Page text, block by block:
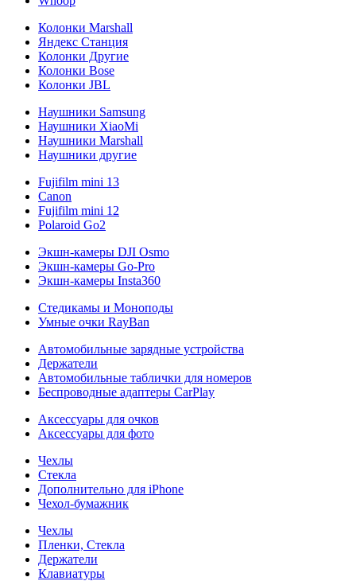
Колонки Marshall
Яндекс Станция
Колонки Другие
Колонки Bose
Колонки JBL
Наушники Samsung
Наушники XiaoMi
Наушники Marshall
Наушники другие
Fujifilm mini 13
Canon
Fujifilm mini 12
Polaroid Go2
Экшн-камеры DJI Osmo
Экшн-камеры Go-Pro
Экшн-камеры Insta360
Стедикамы и Моноподы
Умные очки RayBan
Автомобильные зарядные устройства
Держатели
Автомобильные таблички для номеров
Беспроводные адаптеры CarPlay
Аксессуары для очков
Аксессуары для фото
Чехлы
Стекла
Дополнительно для iPhone
Чехол-бумажник
Чехлы
Пленки, Стекла
Держатели
Клавиатуры